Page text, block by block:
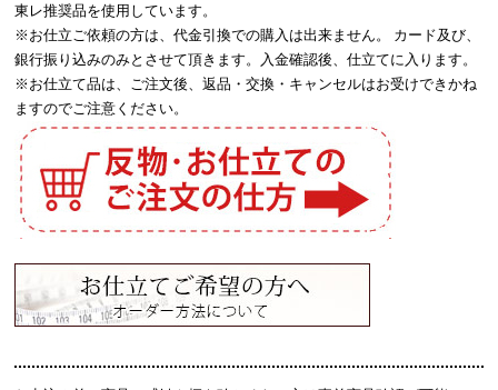
東レ推奨品を使用しています。
※お仕立ご依頼の方は、代金引換での購入は出来ません。 カード及び、
銀行振り込みのみとさせて頂きます。入金確認後、仕立てに入ります。
※お仕立て品は、ご注文後、返品・交換・キャンセルはお受けできかね
ますのでご注意ください。